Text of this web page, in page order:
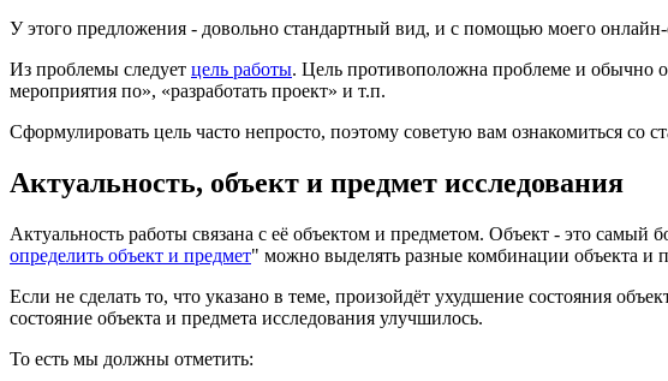
У этого предложения - довольно стандартный вид, и с помощью моего
Из проблемы следует цель работы. Цель противоположна проблеме и обычно
мероприятия по», «разработать проект» и т.п.
Сформулировать цель часто непросто, поэтому советую вам ознакомиться со
Актуальность, объект и предмет исследования
Актуальность работы связана с её объектом и предметом. Объект - это
определить объект и предмет" можно выделять разные комбинации объекта и
Если не сделать то, что указано в теме, произойдёт ухудшение состояния
состояние объекта и предмета исследования улучшилось.
То есть мы должны отметить: